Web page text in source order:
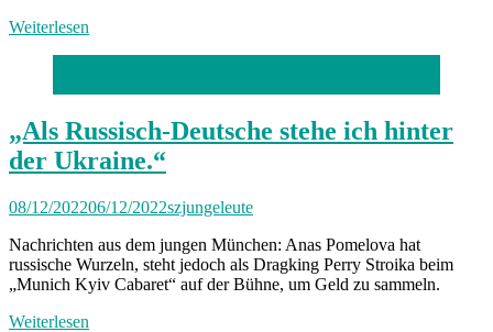
Weiterlesen
„Als Russisch-Deutsche stehe ich hinter
der Ukraine.“
08/12/202206/12/2022szjungeleute
Nachrichten aus dem jungen München: Anas Pomelova hat
russische Wurzeln, steht jedoch als Dragking Perry Stroika beim
„Munich Kyiv Cabaret“ auf der Bühne, um Geld zu sammeln.
Weiterlesen